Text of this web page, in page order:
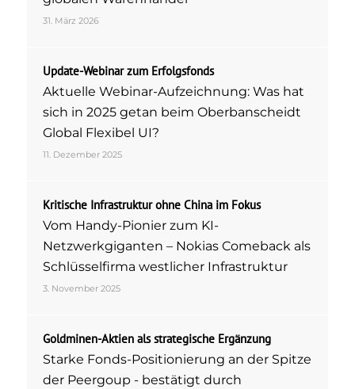
31. März 2026
Update-Webinar zum Erfolgsfonds
Aktuelle Webinar-Aufzeichnung: Was hat
sich in 2025 getan beim Oberbanscheidt
Global Flexibel UI?
11. Dezember 2025
Kritische Infrastruktur ohne China im Fokus
Vom Handy-Pionier zum KI-
Netzwerkgiganten – Nokias Comeback als
Schlüsselfirma westlicher Infrastruktur
3. November 2025
Goldminen-Aktien als strategische Ergänzung
Starke Fonds-Positionierung an der Spitze
der Peergoup - bestätigt durch